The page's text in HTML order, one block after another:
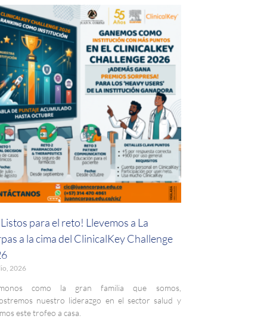
para el reto! Llevemos a La
a la cima del ClinicalKey Challenge
2026
como la gran familia que somos,
nuestro liderazgo en el sector salud y
este trofeo a casa.